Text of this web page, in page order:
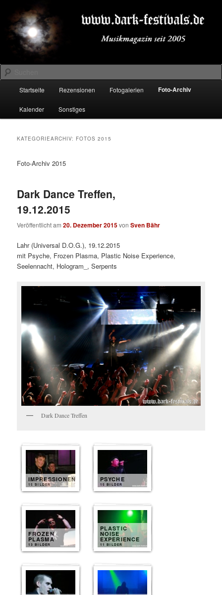
primären
Inhalt
springen
sekundären
Inhalt
springenDARK-FESTIVALS.DE
Suchen
Startseite Rezensionen Fotogalerien Foto-Archiv
Kalender Sonstiges
KATEGORIEARCHIV: FOTOS 2015
Foto-Archiv 2015
Dark Dance Treffen,
19.12.2015
Veröffentlicht am20. Dezember 2015vonSven Bähr
Lahr (Universal D.O.G.), 19.12.2015
mit Psyche, Frozen Plasma, Plastic Noise Experience,
Seelennacht, Hologram_, Serpents
Dark Dance Treffen
IMPRESSIONEN
15 BILDER
PSYCHE
15 BILDER
FROZEN
PLASMA
13 BILDER
PLASTIC
NOISE
EXPERIENCE
11 BILDER